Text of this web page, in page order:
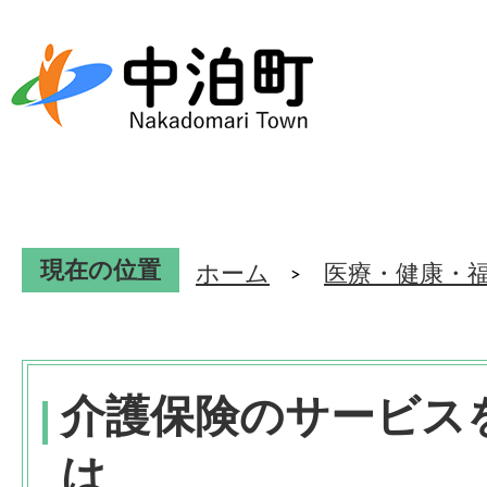
現在の位置 ホーム 医療・健康・
介護保険のサービス
は